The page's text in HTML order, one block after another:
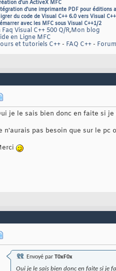
d'un ActiveX MFC
d'une imprimante PDF pour éditions
du code de Visual C++ 6.0 vers Visual
avec les MFC sous Visual C++1/2
Faq Visual C++ 500 Q/R,Mon blog
en Ligne MFC
et tutoriels C++- FAQ C++-
je le sais bien donc en faite si
n'aurais pas besoin que sur le
Envoyé par T0xF0x
Oui je le sais bien donc en faite si je